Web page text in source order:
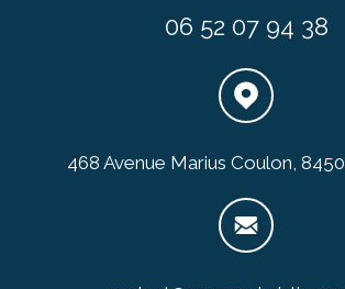
06 52 07 94 38
468 Avenue Marius Coulon,